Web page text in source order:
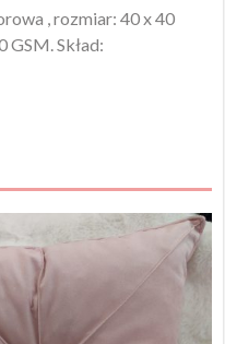
, rozmiar: 40 x 40
Skład: